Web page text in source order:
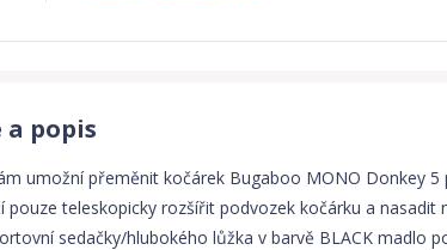
a popis
umožní přeměnit kočárek Bugaboo MONO Donkey
pouze teleskopicky rozšířit podvozek kočárku a
sedačky/hlubokého lůžka v barvě BLACK madlo